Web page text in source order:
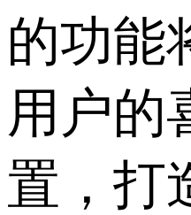
的功能
用户的
置，打